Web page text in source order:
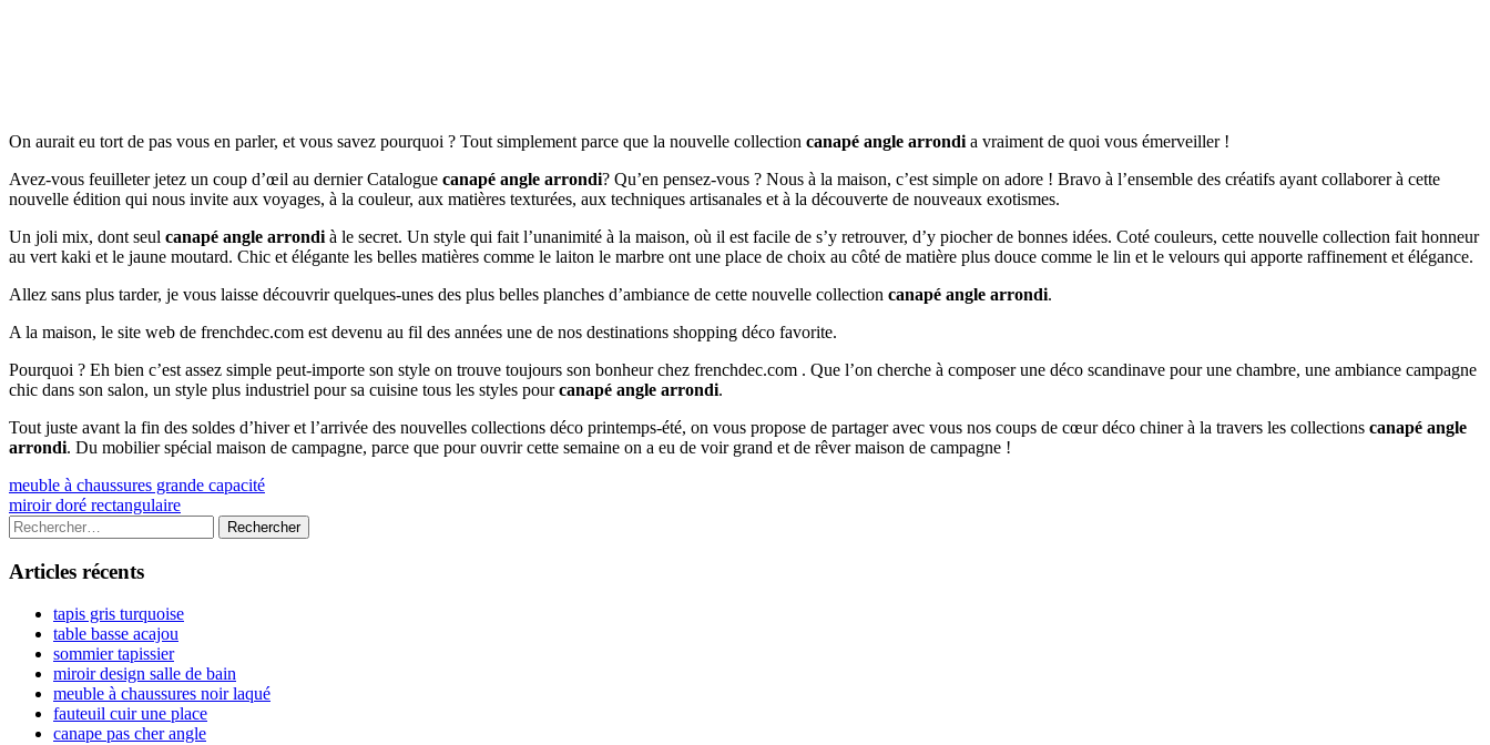
On aurait eu tort de pas vous en parler, et vous savez pourquoi ? Tout simplement parce que la nouvelle collection canapé angle arrondi a vraiment de quoi vous émerveiller !
Avez-vous feuilleter jetez un coup d’œil au dernier Catalogue canapé angle arrondi? Qu’en pensez-vous ? Nous à la maison, c’est simple on adore ! Bravo à l’ensemble des créatifs ayant collaborer à cette
nouvelle édition qui nous invite aux voyages, à la couleur, aux matières texturées, aux techniques artisanales et à la découverte de nouveaux exotismes.
Un joli mix, dont seul canapé angle arrondi à le secret. Un style qui fait l’unanimité à la maison, où il est facile de s’y retrouver, d’y piocher de bonnes idées. Coté couleurs, cette nouvelle collection fait honneur
au vert kaki et le jaune moutard. Chic et élégante les belles matières comme le laiton le marbre ont une place de choix au côté de matière plus douce comme le lin et le velours qui apporte raffinement et élégance.
Allez sans plus tarder, je vous laisse découvrir quelques-unes des plus belles planches d’ambiance de cette nouvelle collection canapé angle arrondi.
A la maison, le site web de frenchdec.com est devenu au fil des années une de nos destinations shopping déco favorite.
Pourquoi ? Eh bien c’est assez simple peut-importe son style on trouve toujours son bonheur chez frenchdec.com . Que l’on cherche à composer une déco scandinave pour une chambre, une ambiance campagne
chic dans son salon, un style plus industriel pour sa cuisine tous les styles pourcanapé angle arrondi.
Tout juste avant la fin des soldes d’hiver et l’arrivée des nouvelles collections déco printemps-été, on vous propose de partager avec vous nos coups de cœur déco chiner à la travers les collections canapé angle
arrondi. Du mobilier spécial maison de campagne, parce que pour ouvrir cette semaine on a eu de voir grand et de rêver maison de campagne !
Navigation
de
l’article
Previous
article:
meuble à chaussures grande capacité
Next
article:
miroir doré rectangulaire
Colonne
latérale
principale
Rechercher :
Articles récents
tapis gris turquoise
table basse acajou
sommier tapissier
miroir design salle de bain
meuble à chaussures noir laqué
fauteuil cuir une place
canape pas cher angle